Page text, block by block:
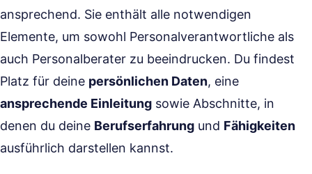
ansprechend. Sie enthält alle notwendigen
Elemente, um sowohl Personalverantwortliche als
auch Personalberater zu beeindrucken. Du findest
Platz für deine persönlichen Daten, eine
ansprechende Einleitung sowie Abschnitte, in
denen du deine Berufserfahrung und Fähigkeiten
ausführlich darstellen kannst.